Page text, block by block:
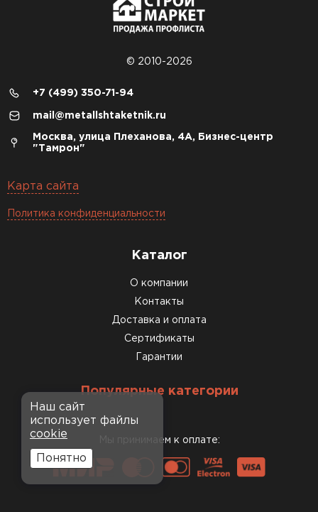
© 2010-2026
+7 (499) 350-71-94
mail@metallshtaketnik.ru
Москва, улица Плеханова, 4А, Бизнес-центр
"Тамрон"
Карта сайта
Политика конфиденциальности
Каталог
О компании
Контакты
Доставка и оплата
Сертификаты
Гарантии
Популярные категории
Мы принимаем к оплате:
Наш сайт
использует файлы
cookie
Понятно